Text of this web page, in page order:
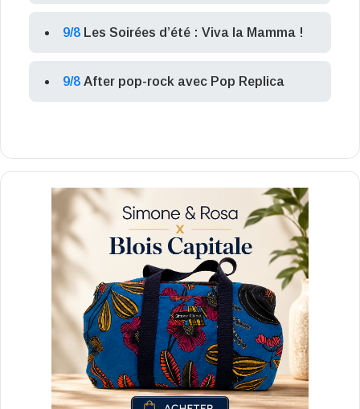
9/8 Les Soirées d’été : Viva la Mamma !
9/8 After pop-rock avec Pop Replica